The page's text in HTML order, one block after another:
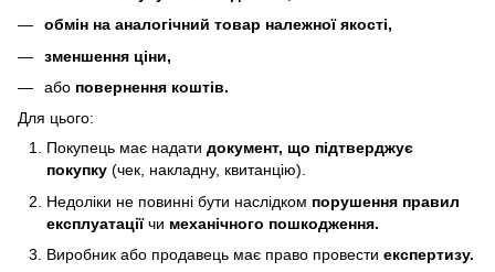
обмін на аналогічний товар належної якості,
зменшення ціни,
або повернення коштів.
Для цього:
Покупець має надати документ, що підтверджує
покупку (чек, накладну, квитанцію).
Недоліки не повинні бути наслідком порушення правил
експлуатаціїчи механічного пошкодження.
Виробник або продавець має право провести експертизу.